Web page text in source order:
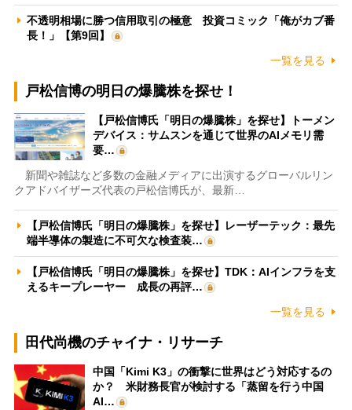
不透明相場に勝つ信用取引の極意 投資コミック「俺がカブ番
長！」【第9回】
一覧を見る
戸松信博の明日の爆騰株を探せ！
【戸松信博氏「明日の爆騰株」を探せ】トーメン
デバイス：サムスンを通じて世界のAIメモリ需
要…
新聞や雑誌など多数の金融メディアに出演するグローバルリン
クアドバイザーズ代表の戸松信博氏が、最新…
【戸松信博氏「明日の爆騰株」を探せ】レーザーテック：最先
端半導体の製造に不可欠な検査装…
【戸松信博氏「明日の爆騰株」を探せ】TDK：AIインフラを支
えるキープレーヤー 成長の再評…
一覧を見る
田代尚機のチャイナ・リサーチ
中国「Kimi K3」の衝撃に世界はどう対応するの
か？ 米財務長官が検討する「蒸留を行う中国
AI…